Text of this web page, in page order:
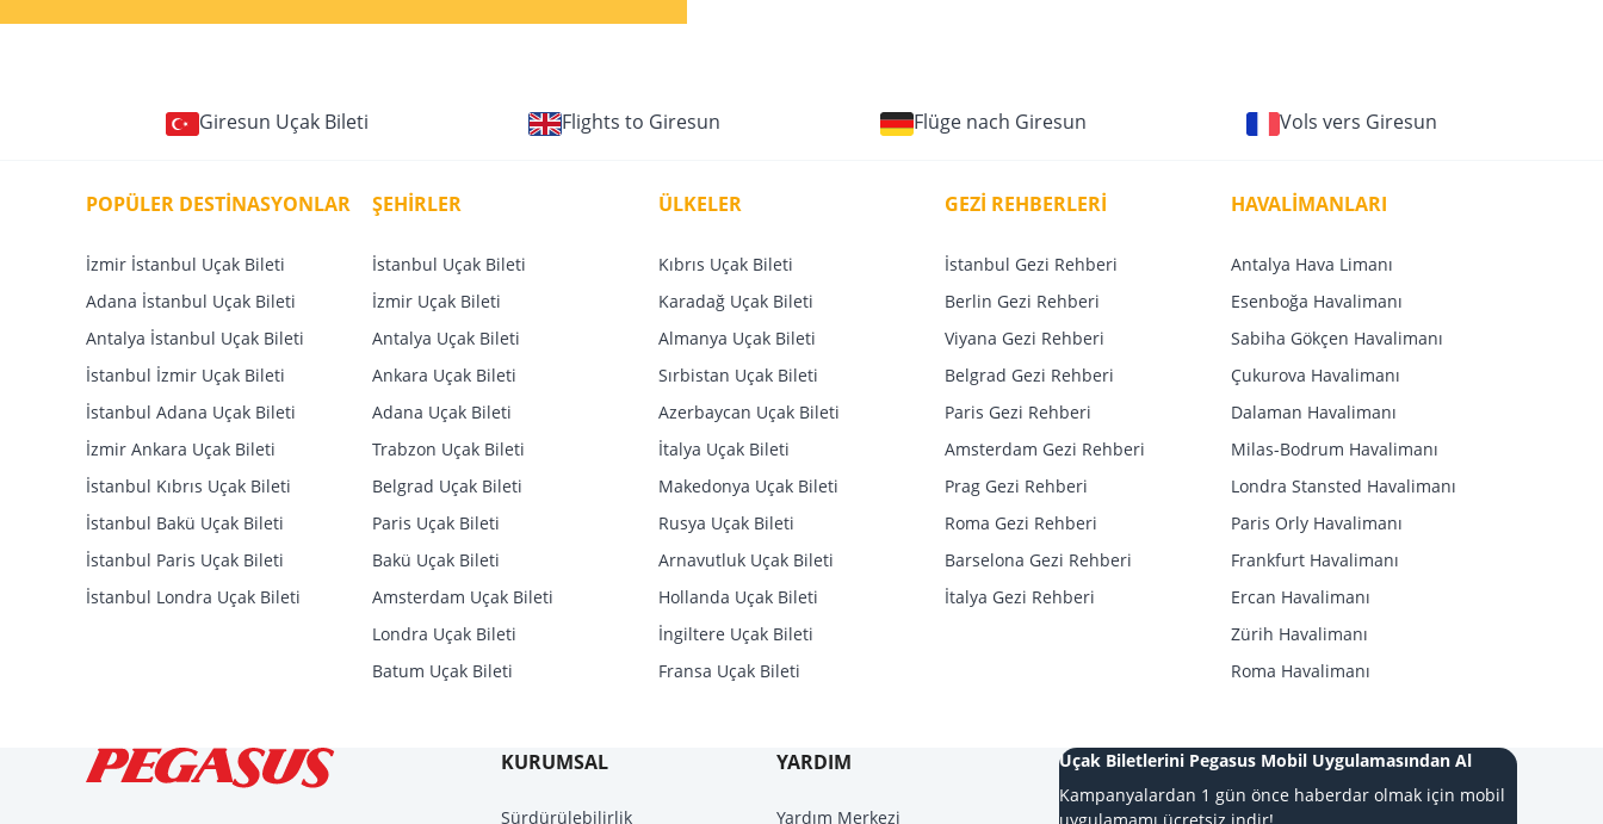
Giresun Uçak Bileti Flights to Giresun Flüge nach Giresun Vols vers Giresun
POPÜLER DESTİNASYONLAR
İzmir İstanbul Uçak Bileti
Adana İstanbul Uçak Bileti
Antalya İstanbul Uçak Bileti
İstanbul İzmir Uçak Bileti
İstanbul Adana Uçak Bileti
İzmir Ankara Uçak Bileti
İstanbul Kıbrıs Uçak Bileti
İstanbul Bakü Uçak Bileti
İstanbul Paris Uçak Bileti
İstanbul Londra Uçak Bileti
ŞEHİRLER
İstanbul Uçak Bileti
İzmir Uçak Bileti
Antalya Uçak Bileti
Ankara Uçak Bileti
Adana Uçak Bileti
Trabzon Uçak Bileti
Belgrad Uçak Bileti
Paris Uçak Bileti
Bakü Uçak Bileti
Amsterdam Uçak Bileti
Londra Uçak Bileti
Batum Uçak Bileti
ÜLKELER
Kıbrıs Uçak Bileti
Karadağ Uçak Bileti
Almanya Uçak Bileti
Sırbistan Uçak Bileti
Azerbaycan Uçak Bileti
İtalya Uçak Bileti
Makedonya Uçak Bileti
Rusya Uçak Bileti
Arnavutluk Uçak Bileti
Hollanda Uçak Bileti
İngiltere Uçak Bileti
Fransa Uçak Bileti
GEZİ REHBERLERİ
İstanbul Gezi Rehberi
Berlin Gezi Rehberi
Viyana Gezi Rehberi
Belgrad Gezi Rehberi
Paris Gezi Rehberi
Amsterdam Gezi Rehberi
Prag Gezi Rehberi
Roma Gezi Rehberi
Barselona Gezi Rehberi
İtalya Gezi Rehberi
HAVALİMANLARI
Antalya Hava Limanı
Esenboğa Havalimanı
Sabiha Gökçen Havalimanı
Çukurova Havalimanı
Dalaman Havalimanı
Milas-Bodrum Havalimanı
Londra Stansted Havalimanı
Paris Orly Havalimanı
Frankfurt Havalimanı
Ercan Havalimanı
Zürih Havalimanı
Roma Havalimanı
KURUMSAL
Sürdürülebilirlik
YARDIM
Yardım Merkezi
Uçak Biletlerini Pegasus Mobil Uygulamasından Al
Kampanyalardan 1 gün önce haberdar olmak için mobil